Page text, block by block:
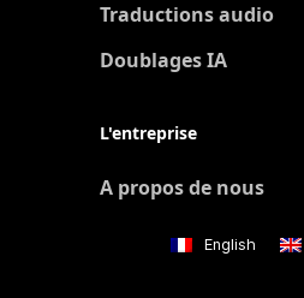
Traductions audio
Doublages IA
L'entreprise
A propos de nous
English